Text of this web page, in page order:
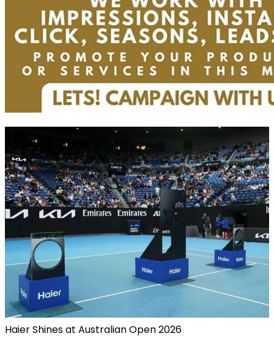
Haier Shines at Australian Open 2026